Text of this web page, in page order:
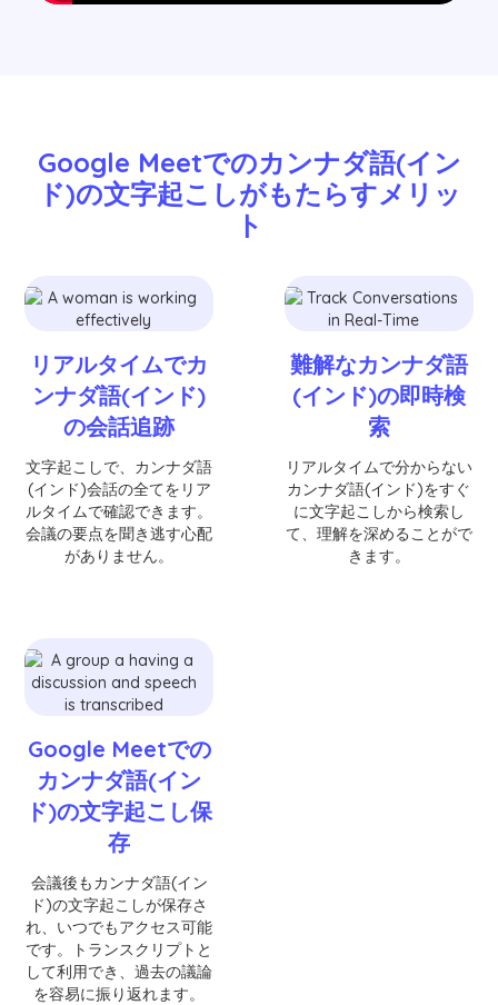
Google Meetでのカンナダ語(イン
ド)の文字起こしがもたらすメリッ
ト
リアルタイムでカ
ンナダ語(インド)
の会話追跡
文字起こしで、カンナダ語
(インド)会話の全てをリア
ルタイムで確認できます。
会議の要点を聞き逃す心配
がありません。
難解なカンナダ語
(インド)の即時検
索
リアルタイムで分からない
カンナダ語(インド)をすぐ
に文字起こしから検索し
て、理解を深めることがで
きます。
Google Meetでの
カンナダ語(イン
ド)の文字起こし保
存
会議後もカンナダ語(イン
ド)の文字起こしが保存さ
れ、いつでもアクセス可能
です。トランスクリプトと
して利用でき、過去の議論
を容易に振り返れます。